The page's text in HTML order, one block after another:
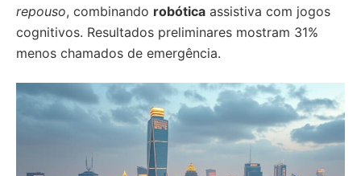
repouso, combinando robótica assistiva com jogos
cognitivos. Resultados preliminares mostram 31%
menos chamados de emergência.